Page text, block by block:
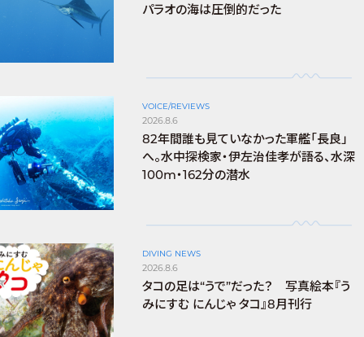
パラオの海は圧倒的だった
VOICE/REVIEWS
2026.8.6
82年間誰も見ていなかった軍艦「長良」
へ。水中探検家・伊左治佳孝が語る、水深
100m・162分の潜水
DIVING NEWS
2026.8.6
タコの足は“うで”だった？ 写真絵本『う
みにすむ にんじゃ タコ』8月刊行